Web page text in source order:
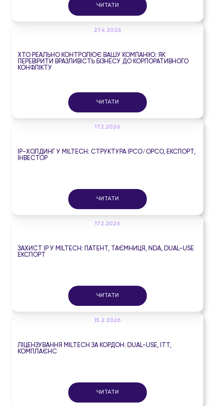
ЧИТАТИ
27.4.2026
ХТО РЕАЛЬНО КОНТРОЛЮЄ ВАШУ КОМПАНІЮ: ЯК
ПЕРЕВІРИТИ ВРАЗЛИВІСТЬ БІЗНЕСУ ДО КОРПОРАТИВНОГО
КОНФЛІКТУ
ЧИТАТИ
17.2.2026
IP-ХОЛДИНГ У MILTECH: СТРУКТУРА IPCO/OPCO, ЕКСПОРТ,
ІНВЕСТОР
ЧИТАТИ
17.2.2026
ЗАХИСТ IP У MILTECH: ПАТЕНТ, ТАЄМНИЦЯ, NDA, DUAL-USE
ЕКСПОРТ
ЧИТАТИ
15.2.2026
ЛІЦЕНЗУВАННЯ MILTECH ЗА КОРДОН: DUAL-USE, ITT,
КОМПЛАЄНС
ЧИТАТИ